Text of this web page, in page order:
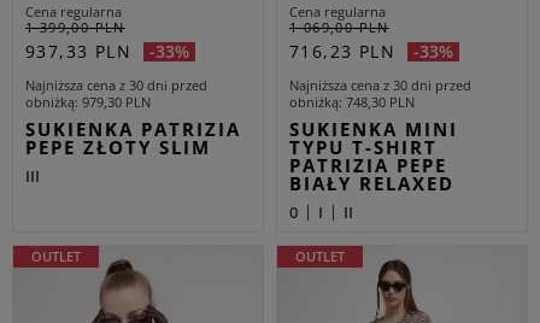
Cena regularna
1 399,00 PLN
937,33 PLN -33%
Najniższa cena z 30 dni przed
obniżką 979,30 PLN
SUKIENKA PATRIZIA
PEPE ZŁOTY SLIM
III
Cena regularna
1 069,00 PLN
716,23 PLN -33%
Najniższa cena z 30 dni przed
obniżką 748,30 PLN
SUKIENKA MINI
TYPU T-SHIRT
PATRIZIA PEPE
BIAŁY RELAXED
0 I II
OUTLET OUTLET